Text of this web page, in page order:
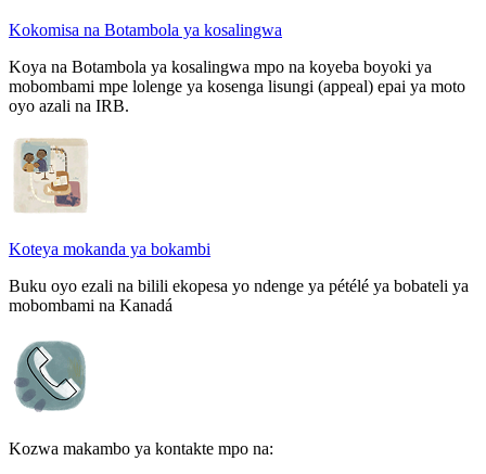
Kokomisa na Botambola ya kosalingwa
Koya na Botambola ya kosalingwa mpo na koyeba boyoki ya
mobombami mpe lolenge ya kosenga lisungi (appeal) epai ya moto
oyo azali na IRB.
Koteya mokanda ya bokambi
Buku oyo ezali na bilili ekopesa yo ndenge ya pétélé ya bobateli ya
mobombami na Kanadá
Kozwa makambo ya kontakte mpo na: